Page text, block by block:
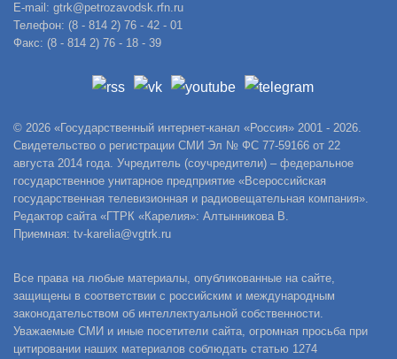
E-mail: gtrk@petrozavodsk.rfn.ru
Телефон: (8 - 814 2) 76 - 42 - 01
Факс: (8 - 814 2) 76 - 18 - 39
© 2026 «Государственный интернет-канал «Россия» 2001 - 2026.
Свидетельство о регистрации СМИ Эл № ФС 77-59166 от 22
августа 2014 года. Учредитель (соучредители) – федеральное
государственное унитарное предприятие «Всероссийская
государственная телевизионная и радиовещательная компания».
Редактор сайта «ГТРК «Карелия»: Алтынникова В.
Приемная: tv-karelia@vgtrk.ru
Все права на любые материалы, опубликованные на сайте,
защищены в соответствии с российским и международным
законодательством об интеллектуальной собственности.
Уважаемые СМИ и иные посетители сайта, огромная просьба при
цитировании наших материалов соблюдать статью 1274